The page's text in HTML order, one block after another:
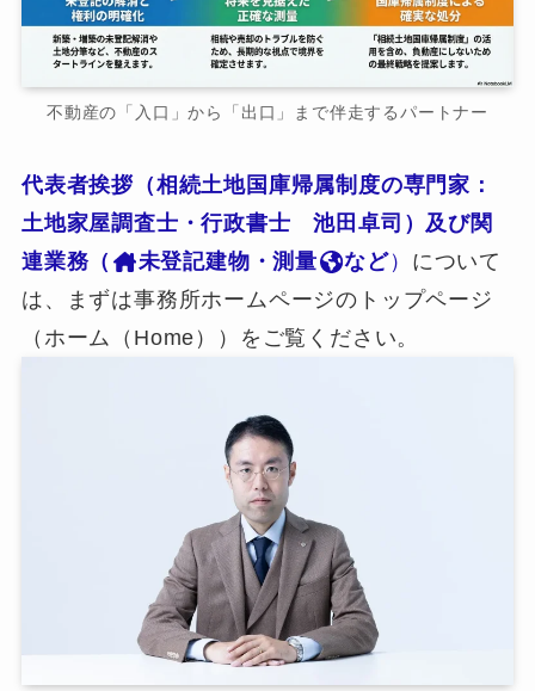
不動産の「入口」から「出口」まで伴走するパートナー
代表者挨拶（相続土地国庫帰属制度の専門家：
土地家屋調査士・行政書士 池田卓司）及び関
連業務（
未登記建物・測量 など） について
は、まずは事務所ホームページのトップページ
（ホーム（Home））をご覧ください。